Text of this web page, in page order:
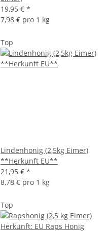
19,95 € *
7,98 € pro 1 kg
Top
Lindenhonig (2,5kg Eimer)
**Herkunft EU**
21,95 € *
8,78 € pro 1 kg
Top